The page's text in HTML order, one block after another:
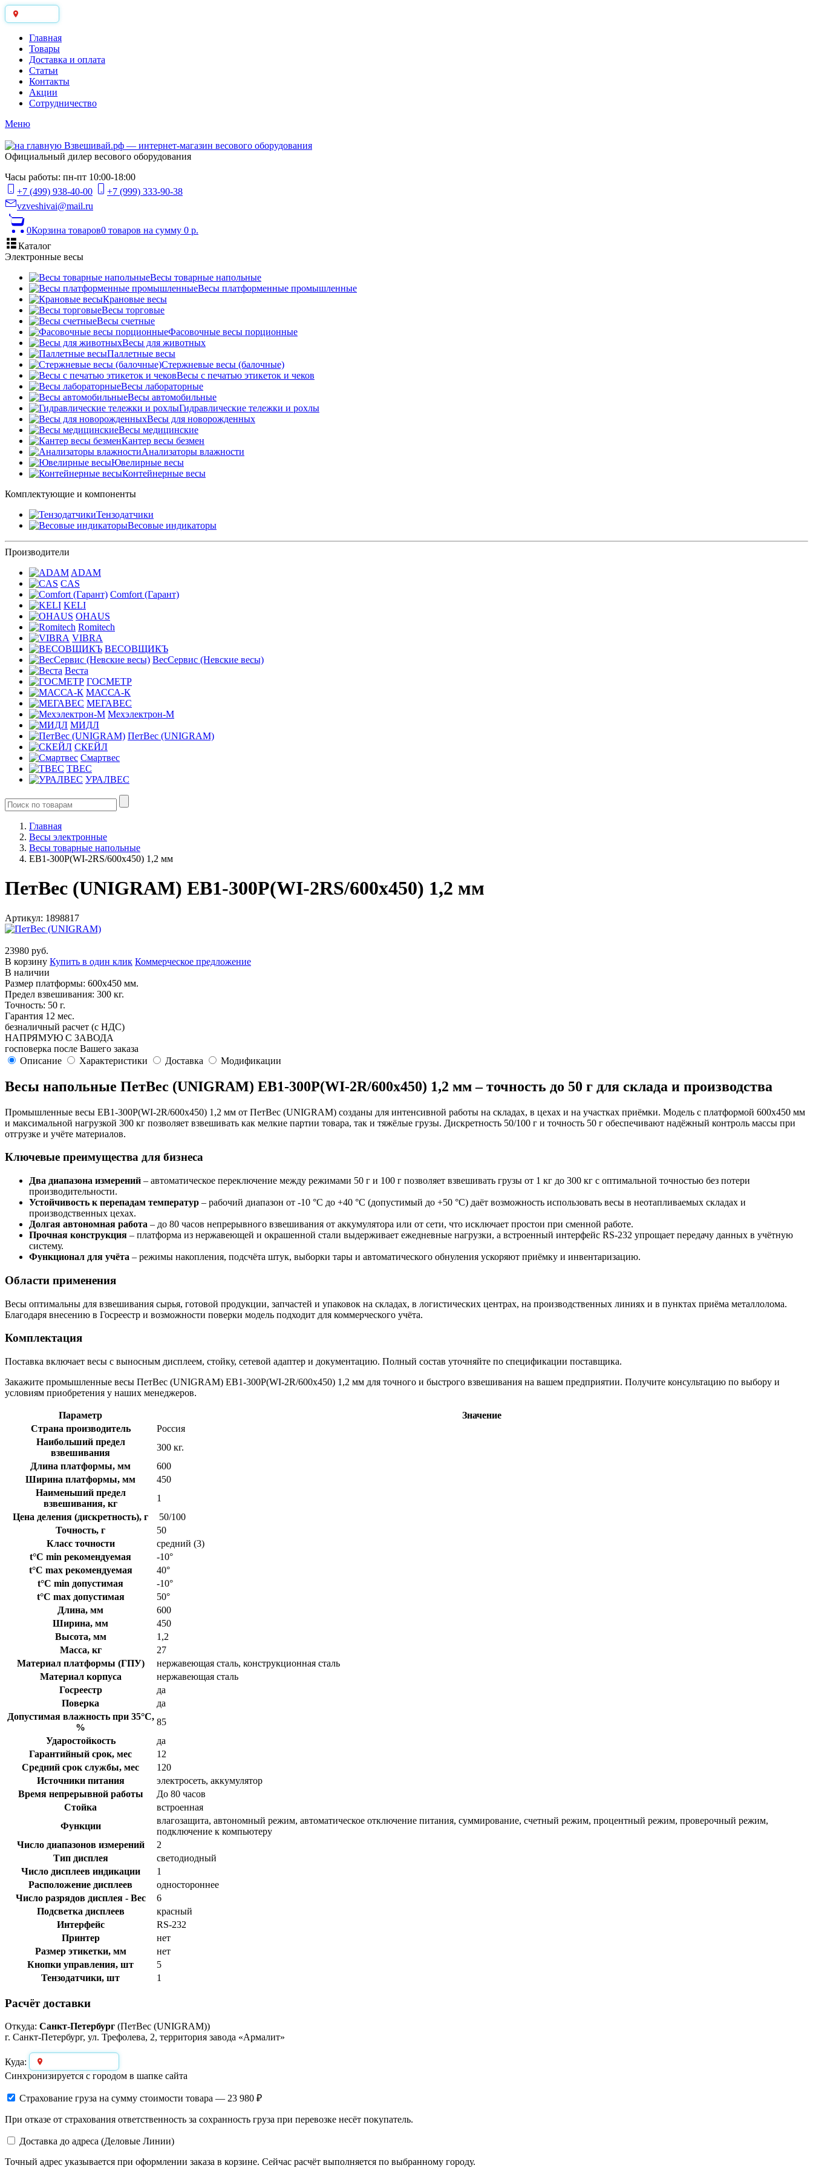
Главная
Товары
Доставка и оплата
Статьи
Контакты
Акции
Сотрудничество
Меню
Официальный дилер весового оборудования
Часы работы: пн-пт 10:00-18:00
+7 (499) 938-40-00
+7 (999) 333-90-38
vzveshivai@mail.ru
0Корзина товаров0 товаров на сумму 0 р.
Каталог
Электронные весы
Весы товарные напольные
Весы платформенные промышленные
Крановые весы
Весы торговые
Весы счетные
Фасовочные весы порционные
Весы для животных
Паллетные весы
Стержневые весы (балочные)
Весы c печатью этикеток и чеков
Весы лабораторные
Весы автомобильные
Гидравлические тележки и рохлы
Весы для новорожденных
Весы медицинские
Кантер весы безмен
Анализаторы влажности
Ювелирные весы
Контейнерные весы
Комплектующие и компоненты
Тензодатчики
Весовые индикаторы
Производители
ADAM
CAS
Comfort (Гарант)
KELI
OHAUS
Romitech
VIBRA
ВЕСОВЩИКЪ
ВесСервис (Невские весы)
Веста
ГОСМЕТР
МАССА-К
МЕГАВЕС
Мехэлектрон-М
МИДЛ
ПетВес (UNIGRAM)
СКЕЙЛ
Смартвес
ТВЕС
УРАЛВЕС
Главная
Весы электронные
Весы товарные напольные
ЕВ1-300P(WI-2RS/600х450) 1,2 мм
ПетВес (UNIGRAM) ЕВ1-300P(WI-2RS/600х450) 1,2 мм
Артикул: 1898817
23980 руб.
В корзину Купить в один клик Коммерческое предложение
В наличии
Размер платформы: 600х450 мм.
Предел взвешивания: 300 кг.
Точность: 50 г.
Гарантия 12 мес.
безналичный расчет (с НДС)
НАПРЯМУЮ С ЗАВОДА
госповерка после Вашего заказа
Описание
Характеристики Доставка Модификации
Весы напольные ПетВес (UNIGRAM) ЕВ1-300P(WI-2R/600х450) 1,2 мм – точность до 50 г для склада и производства
Промышленные весы ЕВ1-300P(WI-2R/600х450) 1,2 мм от ПетВес (UNIGRAM) созданы для интенсивной работы на складах, в цехах и на участках приёмки. Модель с платформой 600х450 мм
и максимальной нагрузкой 300 кг позволяет взвешивать как мелкие партии товара, так и тяжёлые грузы. Дискретность 50/100 г и точность 50 г обеспечивают надёжный контроль массы при
отгрузке и учёте материалов.
Ключевые преимущества для бизнеса
Два диапазона измерений – автоматическое переключение между режимами 50 г и 100 г позволяет взвешивать грузы от 1 кг до 300 кг с оптимальной точностью без потери
производительности.
Устойчивость к перепадам температур – рабочий диапазон от -10 °C до +40 °C (допустимый до +50 °C) даёт возможность использовать весы в неотапливаемых складах и
производственных цехах.
Долгая автономная работа – до 80 часов непрерывного взвешивания от аккумулятора или от сети, что исключает простои при сменной работе.
Прочная конструкция – платформа из нержавеющей и окрашенной стали выдерживает ежедневные нагрузки, а встроенный интерфейс RS-232 упрощает передачу данных в учётную
систему.
Функционал для учёта – режимы накопления, подсчёта штук, выборки тары и автоматического обнуления ускоряют приёмку и инвентаризацию.
Области применения
Весы оптимальны для взвешивания сырья, готовой продукции, запчастей и упаковок на складах, в логистических центрах, на производственных линиях и в пунктах приёма металлолома.
Благодаря внесению в Госреестр и возможности поверки модель подходит для коммерческого учёта.
Комплектация
Поставка включает весы с выносным дисплеем, стойку, сетевой адаптер и документацию. Полный состав уточняйте по спецификации поставщика.
Закажите промышленные весы ПетВес (UNIGRAM) ЕВ1-300P(WI-2R/600х450) 1,2 мм для точного и быстрого взвешивания на вашем предприятии. Получите консультацию по выбору и
условиям приобретения у наших менеджеров.
Параметр
Значение
Страна производитель
Россия
Наибольший предел
взвешивания
300 кг.
Длина платформы, мм
600
Ширина платформы, мм
450
Наименьший предел
взвешивания, кг
1
Цена деления (дискретность), г
50/100
Точность, г
50
Класс точности
средний (3)
t°C min рекомендуемая
-10°
t°C max рекомендуемая
40°
t°C min допустимая
-10°
t°C max допустимая
50°
Длина, мм
600
Ширина, мм
450
Высота, мм
1,2
Масса, кг
27
Материал платформы (ГПУ)
нержавеющая сталь, конструкционная сталь
Материал корпуса
нержавеющая сталь
Госреестр
да
Поверка
да
Допустимая влажность при 35°С,
%
85
Ударостойкость
да
Гарантийный срок, мес
12
Средний срок службы, мес
120
Источники питания
электросеть, аккумулятор
Время непрерывной работы
До 80 часов
Стойка
встроенная
Функции
влагозащита, автономный режим, автоматическое отключение питания, суммирование, счетный режим, процентный режим, проверочный режим,
подключение к компьютеру
Число диапазонов измерений
2
Тип дисплея
светодиодный
Число дисплеев индикации
1
Расположение дисплеев
одностороннее
Число разрядов дисплея - Вес
6
Подсветка дисплеев
красный
Интерфейс
RS-232
Принтер
нет
Размер этикетки, мм
нет
Кнопки управления, шт
5
Тензодатчики, шт
1
Расчёт доставки
Откуда: Санкт-Петербург (ПетВес (UNIGRAM))
г. Санкт-Петербург, ул. Трефолева, 2, территория завода «Армалит»
Куда:
Синхронизируется с городом в шапке сайта
Страхование груза на сумму стоимости товара — 23 980 ₽
При отказе от страхования ответственность за сохранность груза при перевозке несёт покупатель.
Доставка до адреса (Деловые Линии)
Точный адрес указывается при оформлении заказа в корзине. Сейчас расчёт выполняется по выбранному городу.